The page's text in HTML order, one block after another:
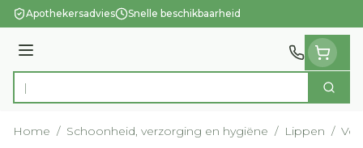
Ga naar de inhoud
Apothekersadvies Snelle beschikbaarheid
Menu
Product, merk, categorie... Zoek
Home / Schoonheid, verzorging en hygiëne / Lippen /